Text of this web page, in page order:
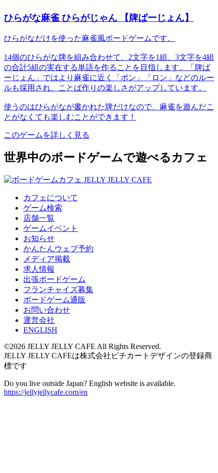
ひらがな麻雀 ひらがじゃん 【牌ばーじょん】
ひらがなだけを使った麻雀風ボードゲームです。
14個のひらがな牌を組み合わせて、2文字を1組、3文字を4組
の合計5組の実在する単語を作ることを目指します。「牌ば
ーじょん」ではより麻雀に近く「ポン」「ロン」などのルー
ルも採用され、ことば作りの楽しさがアップしています。
使うのはひらがなが書かれた牌だけなので、麻雀を遊んだこ
とがなくても楽しむことができます！
このゲームを詳しく見る
世界中のボードゲームで遊べるカフェ
カフェについて
ゲーム検索
店舗一覧
ゲームイベント
お知らせ
かんたんウェブ予約
メディア掲載
求人情報
出張ボードゲーム
フランチャイズ募集
ボードゲーム通販
お問い合わせ
運営会社
ENGLISH
©2026 JELLY JELLY CAFE All Rights Reserved.
JELLY JELLY CAFEは株式会社ピチカートデザインの登録商
標です
Do you live outside Japan? English website is available.
https://jellyjellycafe.com/en